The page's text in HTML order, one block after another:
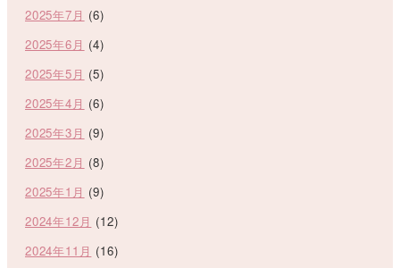
2025年7月 (6)
2025年6月 (4)
2025年5月 (5)
2025年4月 (6)
2025年3月 (9)
2025年2月 (8)
2025年1月 (9)
2024年12月 (12)
2024年11月 (16)